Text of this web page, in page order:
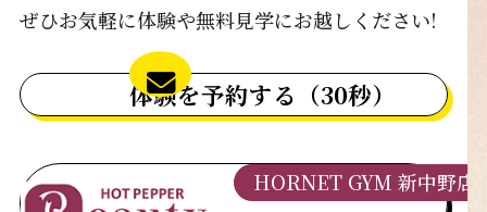
ぜひお気軽に体験や無料見学にお越しください!
体験を予約する（30秒）
HORNET GYM 新中野店